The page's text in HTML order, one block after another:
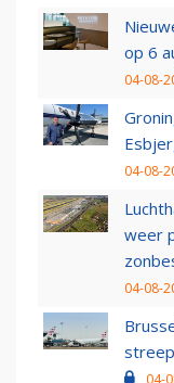
op 6
04-08-
04-08-
weer
04-08-
04-